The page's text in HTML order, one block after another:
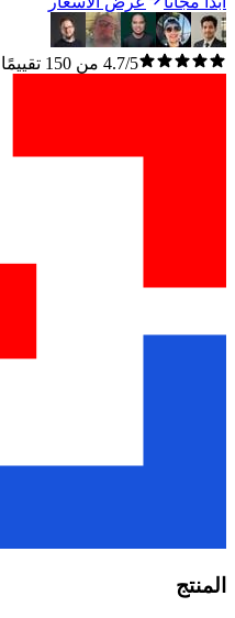
4.7/5 من 150 تقييمًا
المنتج